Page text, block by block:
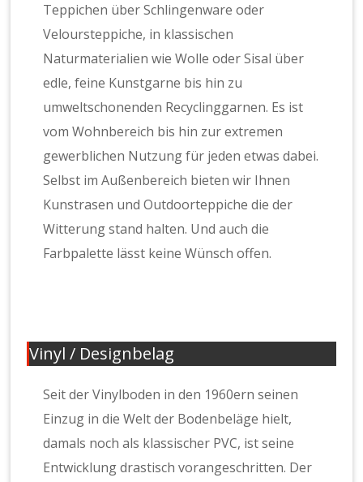
Teppichen über Schlingenware oder
Veloursteppiche, in klassischen
Naturmaterialien wie Wolle oder Sisal über
edle, feine Kunstgarne bis hin zu
umweltschonenden Recyclinggarnen. Es ist
vom Wohnbereich bis hin zur extremen
gewerblichen Nutzung für jeden etwas dabei.
Selbst im Außenbereich bieten wir Ihnen
Kunstrasen und Outdoorteppiche die der
Witterung stand halten. Und auch die
Farbpalette lässt keine Wünsch offen.
Vinyl / Designbelag
Seit der Vinylboden in den 1960ern seinen
Einzug in die Welt der Bodenbeläge hielt,
damals noch als klassischer PVC, ist seine
Entwicklung drastisch vorangeschritten. Der